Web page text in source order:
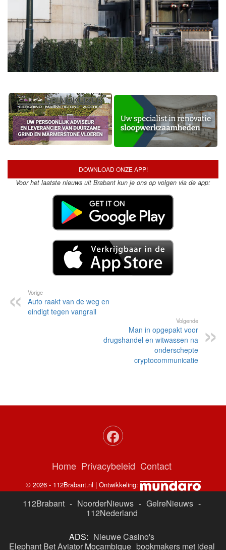
DOWNLOAD ONZE APP!
Voor het laatste nieuws uit Brabant kun je ons op volgen via de app:
Vorige
Auto raakt van de weg en
eindigt tegen vangrail
Volgende
Man in opgepakt voor
drugshandel en witwassen na
onderschepte
cryptocommunicatie
Home Privacybeleid Contact
© 2026 - 112Brabant.nl | Ontwikkeling:
112Brabant - NoorderNieuws - GelreNieuws -
112Nederland
ADS: Nieuwe Casino's
Elephant Bet Aviator Moçambique bookmakers met ideal